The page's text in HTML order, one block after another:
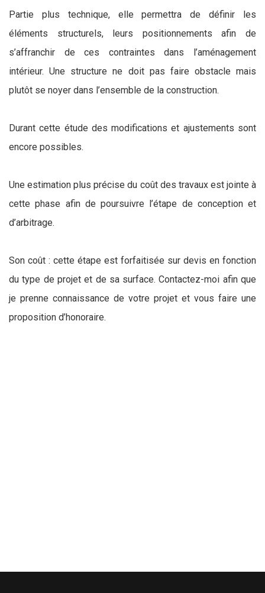
Partie plus technique, elle permettra de définir les
éléments structurels, leurs positionnements afin de
s’affranchir de ces contraintes dans l’aménagement
intérieur. Une structure ne doit pas faire obstacle mais
plutôt se noyer dans l’ensemble de la construction.
Durant cette étude des modifications et ajustements sont
encore possibles.
Une estimation plus précise du coût des travaux est jointe à
cette phase afin de poursuivre l’étape de conception et
d’arbitrage.
Son coût : cette étape est forfaitisée sur devis en fonction
du type de projet et de sa surface. Contactez-moi afin que
je prenne connaissance de votre projet et vous faire une
proposition d’honoraire.